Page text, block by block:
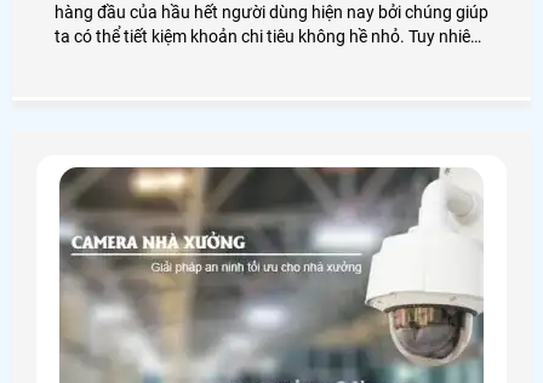
hàng đầu của hầu hết người dùng hiện nay bởi chúng giúp
ta có thể tiết kiệm khoản chi tiêu không hề nhỏ. Tuy nhiên